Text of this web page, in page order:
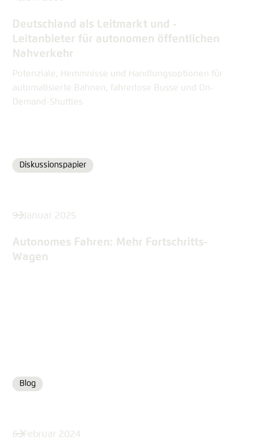
Deutschland als Leitmarkt und ­
Leitanbieter für autonomen ­öffentlichen
Nahverkehr
Potenziale, Hemmnisse und Handlungsoptionen für
automatisierte Bahnen, fahrerlose Busse und On-
Demand-Shuttles
Format
Diskussionspapier
9. Januar 2025
Autonomes Fahren: Mehr Fortschritts-
Wagen
Format
Blog
6. Februar 2024